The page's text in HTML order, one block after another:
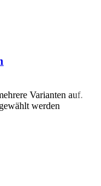
Varianten auf.
werden